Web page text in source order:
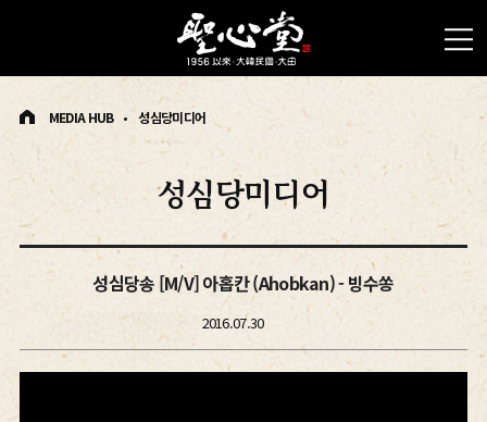
MEDIA HUB 성심당미디어
성심당미디어
성심당송 [M/V] 아홉칸 (Ahobkan) - 빙수쏭
2016.07.30